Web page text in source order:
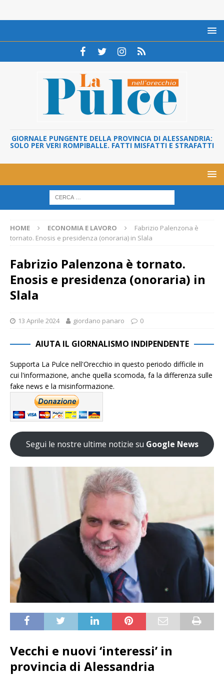
GIORNALE PUNGENTE DELLA PROVINCIA DI ALESSANDRIA:
SOLO PER VERI ROMPIBALLE. FATTI MISFATTI E STRAFATTI
HOME ECONOMIA E LAVORO
Fabrizio Palenzona è
tornato. Enosis e presidenza (onoraria) in Slala
Fabrizio Palenzona è tornato.
Enosis e presidenza (onoraria) in
Slala
13 Aprile 2024 giordano panaro 0
AIUTA IL GIORNALISMO INDIPENDENTE
Supporta La Pulce nell'Orecchio in questo periodo difficile in
cui l'informazione, anche quella scomoda, fa la differenza sulle
fake news e la misinformazione.
Segui le nostre ultime notizie su Google News
Vecchi e nuovi ‘interessi’ in
provincia di Alessandria